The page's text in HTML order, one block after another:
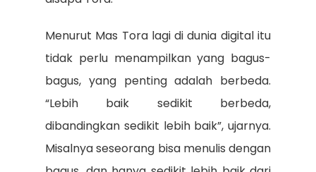
Menurut Mas Tora lagi di dunia digital itu
tidak perlu menampilkan yang bagus-
bagus, yang penting adalah berbeda.
“Lebih baik sedikit berbeda,
dibandingkan sedikit lebih baik”, ujarnya.
Misalnya seseorang bisa menulis dengan